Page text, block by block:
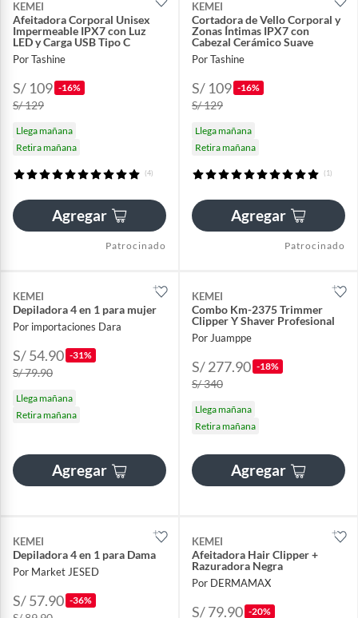
KEMEI
Afeitadora Corporal Unisex
Impermeable IPX7 con Luz
LED y Carga USB Tipo C
Por Tashine
S/ 109 -16%
S/ 129
Llega mañana
Retira mañana
(4)
Agregar
Patrocinado
KEMEI
Cortadora de Vello Corporal y
Zonas Íntimas IPX7 con
Cabezal Cerámico Suave
Por Tashine
S/ 109 -16%
S/ 129
Llega mañana
Retira mañana
(1)
Agregar
Patrocinado
KEMEI
Depiladora 4 en 1 para mujer
Por importaciones Dara
S/ 54.90 -31%
S/ 79.90
Llega mañana
Retira mañana
Agregar
KEMEI
Combo Km-2375 Trimmer
Clipper Y Shaver Profesional
Por Juamppe
S/ 277.90 -18%
S/ 340
Llega mañana
Retira mañana
Agregar
KEMEI
Depiladora 4 en 1 para Dama
Por Market JESED
S/ 57.90 -36%
KEMEI
Afeitadora Hair Clipper +
Razuradora Negra
Por DERMAMAX
S/ 79.90 -20%